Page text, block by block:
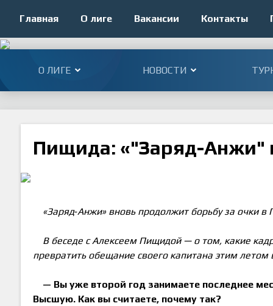
Главная О лиге Вакансии Контакты
О ЛИГЕ НОВОСТИ
Пищида: «"Заряд-Анжи"
«Заряд‑Анжи» вновь продолжит борьбу за очки в
В беседе с Алексеем Пищидой — о том, какие
превратить обещание своего капитана этим
— Вы уже второй год занимаете последнее
Высшую. Как вы считаете, почему так?